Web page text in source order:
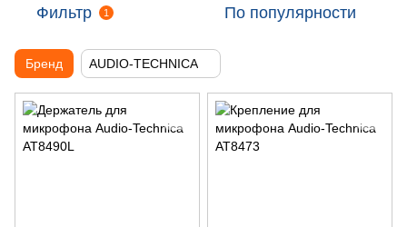
Фильтр 1 По популярности
Бренд AUDIO-TECHNICA